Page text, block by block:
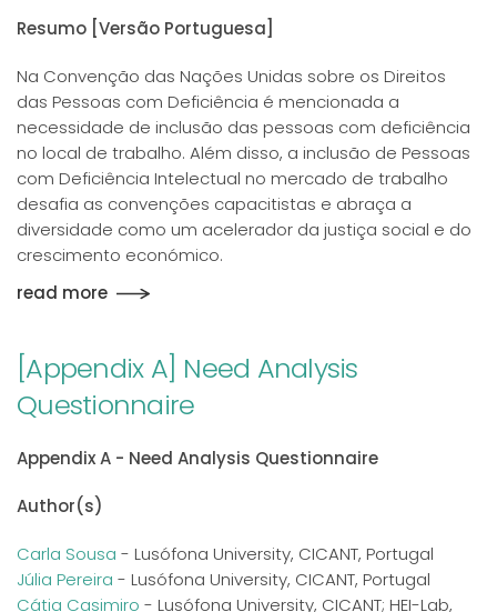
Resumo [Versão Portuguesa]
Na Convenção das Nações Unidas sobre os Direitos
das Pessoas com Deficiência é mencionada a
necessidade de inclusão das pessoas com deficiência
no local de trabalho. Além disso, a inclusão de Pessoas
com Deficiência Intelectual no mercado de trabalho
desafia as convenções capacitistas e abraça a
diversidade como um acelerador da justiça social e do
crescimento económico.
read more
[Appendix A] Need Analysis
Questionnaire
Appendix A - Need Analysis Questionnaire
Author(s)
Carla Sousa - Lusófona University, CICANT, Portugal
Júlia Pereira - Lusófona University, CICANT, Portugal
Cátia Casimiro - Lusófona University, CICANT; HEI-Lab,